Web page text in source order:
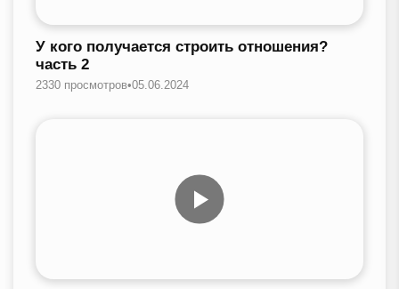
У кого получается строить отношения?
часть 2
2330 просмотров•05.06.2024